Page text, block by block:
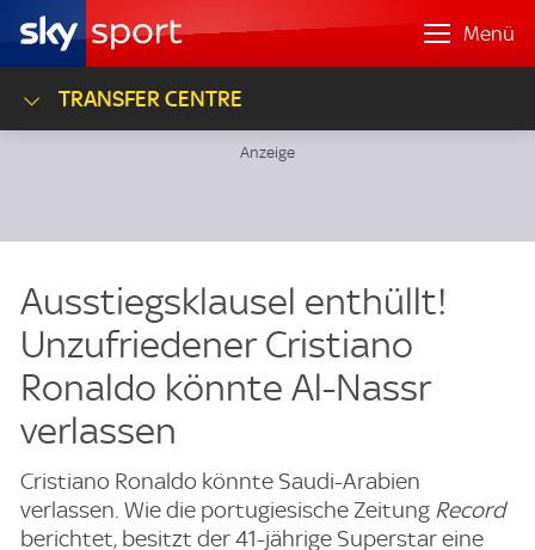
Menü
TRANSFER CENTRE
Ausstiegsklausel enthüllt!
Unzufriedener Cristiano
Ronaldo könnte Al-Nassr
verlassen
Cristiano Ronaldo könnte Saudi-Arabien
verlassen. Wie die portugiesische Zeitung Record
berichtet, besitzt der 41-jährige Superstar eine